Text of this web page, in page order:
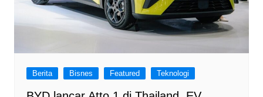
Berita Bisnes Featured Teknologi